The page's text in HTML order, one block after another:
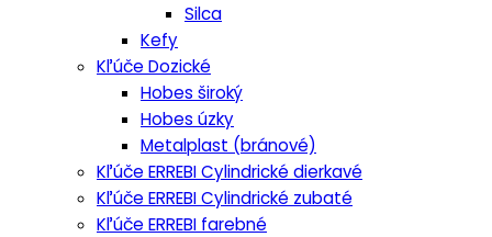
Silca
Kefy
Kľúče Dozické
Hobes široký
Hobes úzky
Metalplast (bránové)
Kľúče ERREBI Cylindrické dierkavé
Kľúče ERREBI Cylindrické zubaté
Kľúče ERREBI farebné